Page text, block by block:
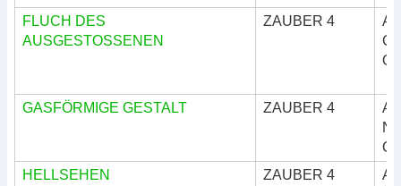
FLUCH DES
AUSGESTOSSENEN
ZAUBER 4
GASFÖRMIGE GESTALT ZAUBER 4
HELLSEHEN
ZAUBER 4